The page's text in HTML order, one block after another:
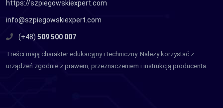
https://szpiegowskiexpert.com
info@szpiegowskiexpert.com
(+48) 509 500 007
Treści mają charakter edukacyjny i techniczny. Należy korzystać z
urządzeń zgodnie z prawem, przeznaczeniem i instrukcją producenta.